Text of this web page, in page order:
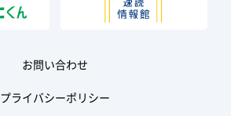
お問い合わせ
プライバシーポリシー